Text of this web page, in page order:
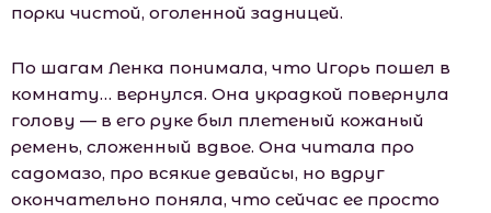
порки чистой, оголенной задницей.
По шагам Ленка понимала, что Игорь пошел в
комнату… вернулся. Она украдкой повернула
голову — в его руке был плетеный кожаный
ремень, сложенный вдвое. Она читала про
садомазо, про всякие девайсы, но вдруг
окончательно поняла, что сейчас ее просто